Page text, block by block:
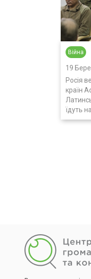
Війна
19
Росія
країн
їдуть